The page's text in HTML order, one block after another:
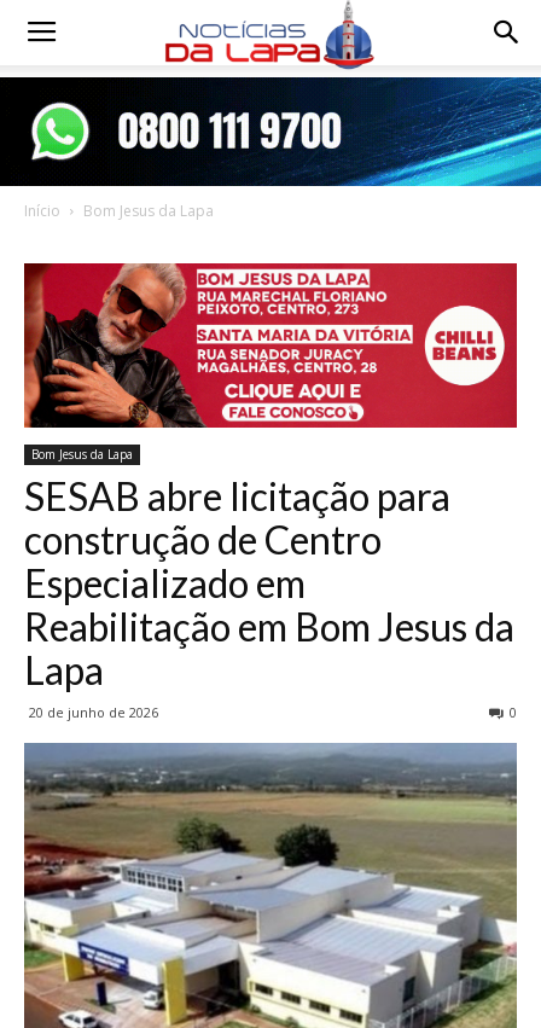
Notícias
Início Bom Jesus da Lapa
Bom Jesus da Lapa
SESAB abre licitação para
construção de Centro
Especializado em
Reabilitação em Bom Jesus da
Lapa
20 de junho de 2026 0